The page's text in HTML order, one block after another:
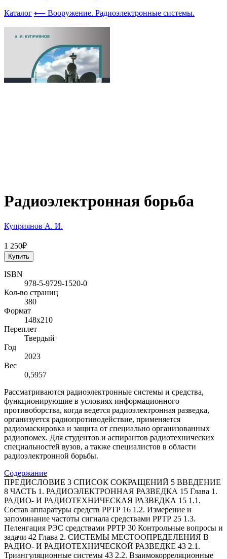
Каталог ⟵ Вооружение. Радиоэлектронные системы.
Радиоэлектронная борьба
Куприянов А. И.
1 250₽
Купить
ISBN
978-5-9729-1520-0
Кол-во страниц
380
Формат
148х210
Переплет
Твердый
Год
2023
Вес
0,5957
Рассматриваются радиоэлектронные системы и средства,
функционирующие в условиях информационного
противоборства, когда ведется радиоэлектронная разведка,
организуется радиопротиводействие, применяется
радиомаскировка и защита от специально организованных
радиопомех. Для студентов и аспирантов радиотехнических
специальностей вузов, а также специалистов в области
радиоэлектронной борьбы.
Содержание
ПРЕДИСЛОВИЕ 3 СПИСОК СОКРАЩЕНИЙ 5 ВВЕДЕНИЕ
8 ЧАСТЬ 1. РАДИОЭЛЕКТРОННАЯ РАЗВЕДКА 15 Глава 1.
РАДИО- И РАДИОТЕХНИЧЕСКАЯ РАЗВЕДКА 15 1.1.
Состав аппаратуры средств РРТР 16 1.2. Измерение и
запоминание частоты сигнала средствами РРТР 25 1.3.
Пеленгация РЭС средствами РРТР 30 Контрольные вопросы и
задачи 42 Глава 2. СИСТЕМЫ МЕСТООПРЕДЕЛЕНИЯ В
РАДИО- И РАДИОТЕХНИЧЕСКОЙ РАЗВЕДКЕ 43 2.1.
Триангуляционные системы 43 2.2. Взаимокорреляционные